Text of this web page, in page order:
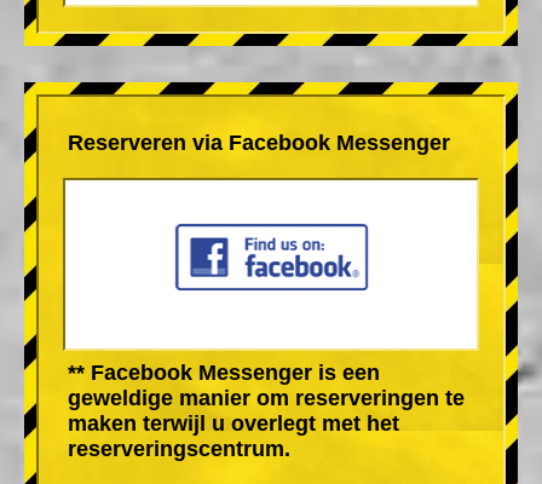
Reserveren via Facebook Messenger
** Facebook Messenger is een
geweldige manier om reserveringen te
maken terwijl u overlegt met het
reserveringscentrum.